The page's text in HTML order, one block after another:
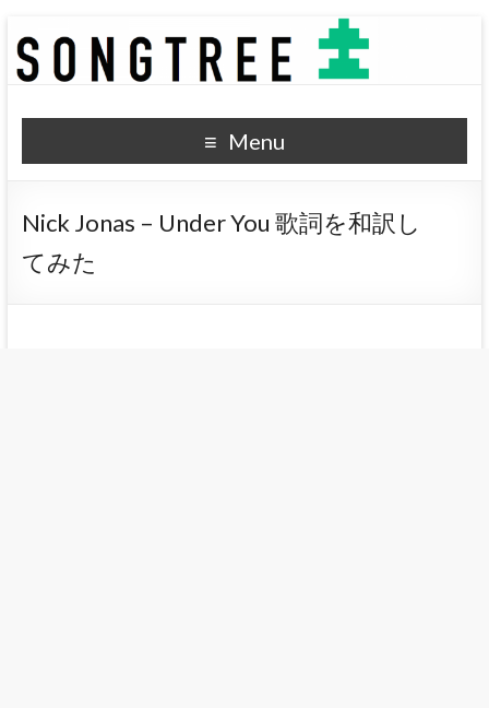
SONGTREE
洋楽歌詞の和訳なら
Menu
Nick Jonas – Under You 歌詞を和訳し
てみた